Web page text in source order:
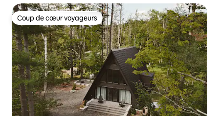
Coup de cœur voyageurs
Coup de cœur voyageurs